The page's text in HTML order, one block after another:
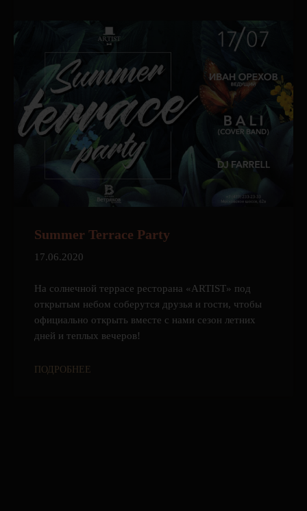
Summer Terrace Party
17.06.2020
На солнечной террасе ресторана «ARTIST» под
открытым небом соберутся друзья и гости, чтобы
официально открыть вместе с нами сезон летних
дней и теплых вечеров!
ПОДРОБНЕЕ